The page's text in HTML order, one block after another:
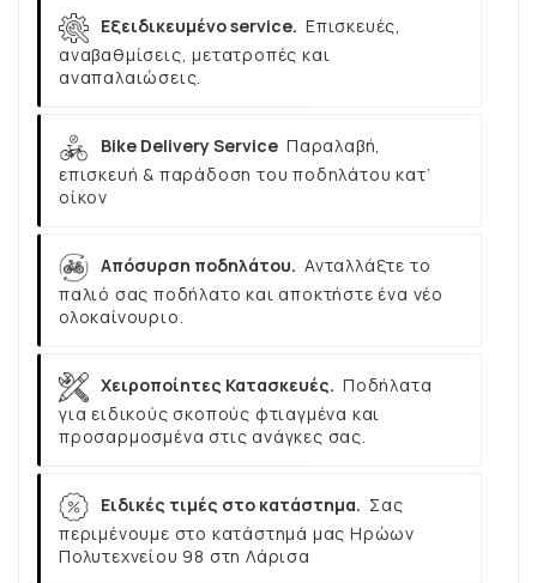
Εξειδικευμένο service. Επισκευές,
αναβαθμίσεις, μετατροπές και
αναπαλαιώσεις.
Bike Delivery Service Παραλαβή,
επισκευή & παράδοση του ποδηλάτου κατ’
οίκον
Απόσυρση ποδηλάτου. Ανταλλάξτε το
παλιό σας ποδήλατο και αποκτήστε ένα νέο
ολοκαίνουριο.
Χειροποίητες Κατασκευές. Ποδήλατα
για ειδικούς σκοπούς φτιαγμένα και
προσαρμοσμένα στις ανάγκες σας.
Ειδικές τιμές στο κατάστημα. Σας
περιμένουμε στο κατάστημά μας Ηρώων
Πολυτεχνείου 98 στη Λάρισα